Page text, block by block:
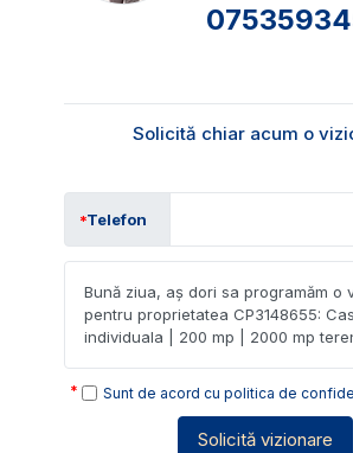
Solicită chiar acum o
Telefon
Sunt de acord cu politica de
Solicită vizionare